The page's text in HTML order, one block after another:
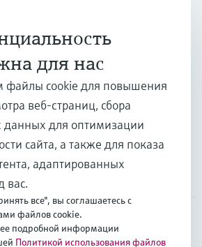
для нас
файлы cookie для повышения
веб-страниц, сбора
данных для оптимизации
сайта, а также для показа
адаптированных
вас.
все", вы соглашаетесь с
файлов cookie.
подробной информации
Политикой использования файлов